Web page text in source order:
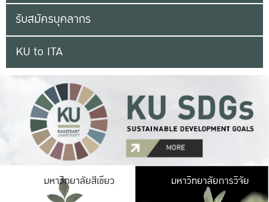
รับสมัครบุคลากร
KU to ITA
มหาวิทยาลัยสีเขียว มหาวิ
มหาวิทยาลัยการวิจัย